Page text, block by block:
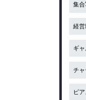
集
経
ギ
チ
ピ